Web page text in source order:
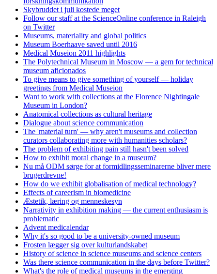
Skybruddet i juli kostede meget
Follow our staff at the ScienceOnline conference in Raleigh
on Twitter
Museums, materiality and global politics
Museum Boerhaave saved until 2016
Medical Museion 2011 highlights
The Polytechnical Museum in Moscow — a gem for technical
museum aficionados
To give means to give something of yourself — holiday
greetings from Medical Museion
Want to work with collections at the Florence Nightingale
Museum in London?
Anatomical collections as cultural heritage
Dialogue about science communication
The 'material turn' — why aren't museums and collection
curators collaborating more with humanities scholars?
The problem of exhibiting pain still hasn't been solved
How to exhibit moral change in a museum?
Nu må ODM sørge for at formidlingsseminarerne bliver mere
brugerdrevne!
How do we exhibit globalisation of medical technology?
Effects of careerism in biomedicine
Æstetik, læring og menneskesyn
Narrativity in exhibition making — the current enthusiasm is
problematic
Advent medicalendar
Why it's so good to be a university-owned museum
Frosten lægger sig over kulturlandskabet
History of science in science museums and science centers
Was there science communication in the days before Twitter?
What's the role of medical museums in the emerging